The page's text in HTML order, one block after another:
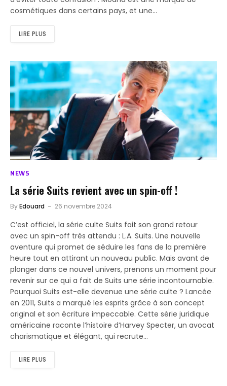
cosmétiques dans certains pays, et une…
LIRE PLUS
NEWS
La série Suits revient avec un spin-off !
ByEdouard 26 novembre 2024
C’est officiel, la série culte Suits fait son grand retour
avec un spin-off très attendu : L.A. Suits. Une nouvelle
aventure qui promet de séduire les fans de la première
heure tout en attirant un nouveau public. Mais avant de
plonger dans ce nouvel univers, prenons un moment pour
revenir sur ce qui a fait de Suits une série incontournable.
Pourquoi Suits est-elle devenue une série culte ? Lancée
en 2011, Suits a marqué les esprits grâce à son concept
original et son écriture impeccable. Cette série juridique
américaine raconte l’histoire d’Harvey Specter, un avocat
charismatique et élégant, qui recrute…
LIRE PLUS